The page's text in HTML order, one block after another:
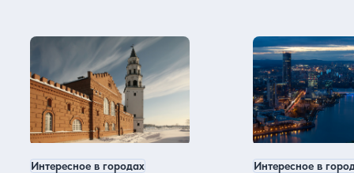
Интересное в городах Интересное в